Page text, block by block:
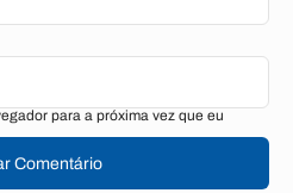
para a próxima vez que eu
Comentário